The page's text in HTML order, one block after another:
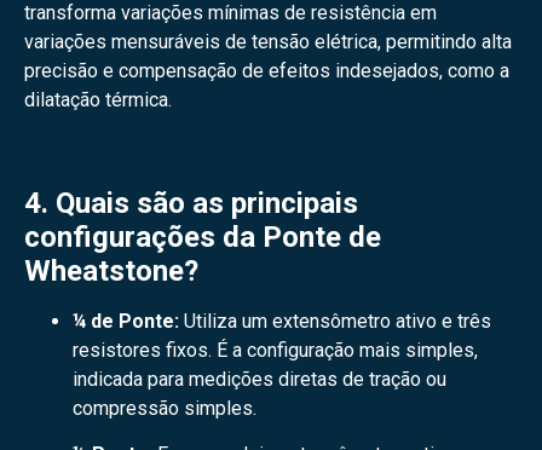
transforma variações mínimas de resistência em
variações mensuráveis de tensão elétrica, permitindo alta
precisão e compensação de efeitos indesejados, como a
dilatação térmica.
4. Quais são as principais
configurações da Ponte de
Wheatstone?
¼ de Ponte: Utiliza um extensômetro ativo e três
resistores fixos. É a configuração mais simples,
indicada para medições diretas de tração ou
compressão simples.